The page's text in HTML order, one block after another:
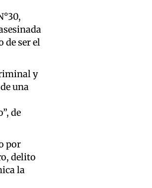
de ser el
y
una
de
por
delito
la